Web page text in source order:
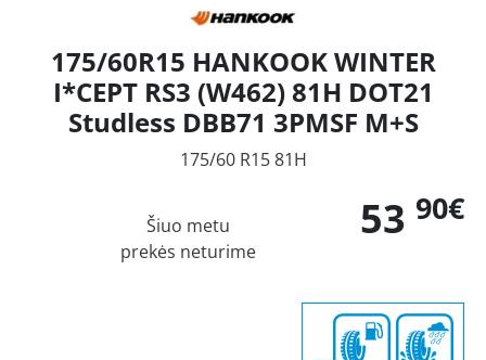
175/60R15 HANKOOK WINTER
I*CEPT RS3 (W462) 81H DOT21
Studless DBB71 3PMSF M+S
175/60 R15 81H
53 90€
Šiuo metu
prekės neturime